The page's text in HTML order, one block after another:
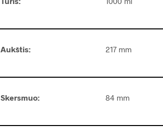
Aukštis: 217 mm
Skersmuo: 84 mm